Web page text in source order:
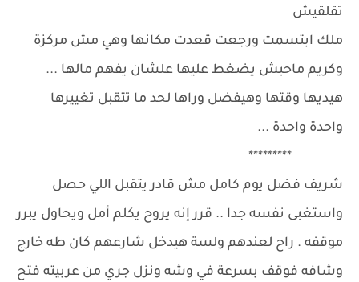
تقلقيش
ملك ابتسمت ورجعت قعدت مكانها وهي مش مركزة
وكريم ماحبش يضغط عليها علشان يفهم مالها ...
هيديها وقتها وهيفضل وراها لحد ما تتقبل تغييرها
واحدة واحدة ...
*********
شريف فضل يوم كامل مش قادر يتقبل اللي حصل
واستغبى نفسه جدا .. قرر إنه يروح يكلم أمل ويحاول يبرر
موقفه . راح لعندهم ولسة هيدخل شارعهم كان طه خارج
وشافه فوقف بسرعة في وشه ونزل جري من عربيته فتح